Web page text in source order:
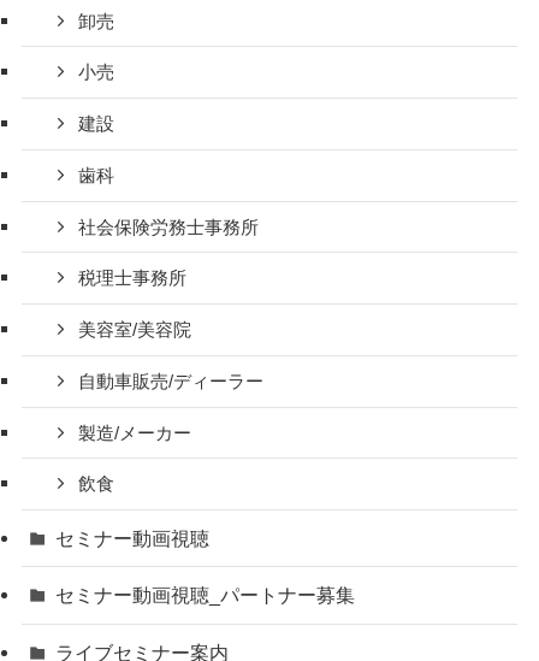
卸売
小売
建設
歯科
社会保険労務士事務所
税理士事務所
美容室/美容院
自動車販売/ディーラー
製造/メーカー
飲食
セミナー動画視聴
セミナー動画視聴_パートナー募集
ライブセミナー案内